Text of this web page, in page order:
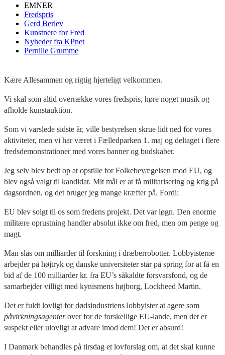
EMNER
Fredspris
Gerd Berlev
Kunstnere for Fred
Nyheder fra KPnet
Pernille Grumme
Kære Allesammen og rigtig hjerteligt velkommen.
Vi skal som altid overrække vores fredspris, høre noget musik og
afholde kunstauktion.
Som vi varslede sidste år, ville bestyrelsen skrue lidt ned for vores
aktiviteter, men vi har været i Fælledparken 1. maj og deltaget i flere
fredsdemonstrationer med vores banner og budskaber.
Jeg selv blev bedt op at opstille for Folkebevægelsen mod EU, og
blev også valgt til kandidat. Mit mål er at få militarisering og krig på
dagsordnen, og det bruger jeg mange kræfter på. Fordi:
EU blev solgt til os som fredens projekt. Det var løgn. Den enorme
militære oprustning handler absolut ikke om fred, men om penge og
magt.
Man slås om milliarder til forskning i dræberrobotter. Lobbyisterne
arbejder på højtryk og danske universiteter står på spring for at få en
bid af de 100 milliarder kr. fra EU’s såkaldte forsvarsfond, og de
samarbejder villigt med kynismens højborg, Lockheed Martin.
Det er fuldt lovligt for dødsindustriens lobbyister at agere som
påvirkningsagenterover for de forskellige EU-lande, men det er
suspekt eller ulovligt at advare imod dem! Det er absurd!
I Danmark behandles på tirsdag et lovforslag om, at det skal kunne